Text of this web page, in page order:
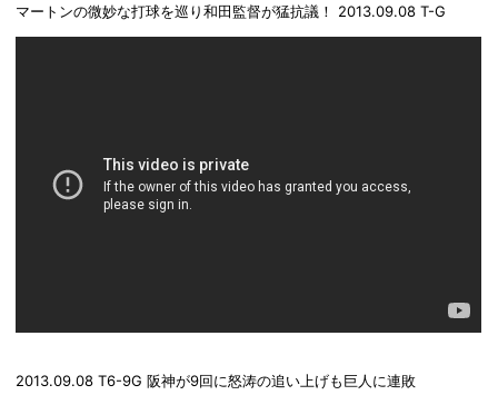
マートンの微妙な打球を巡り和田監督が猛抗議！ 2013.09.08 T-G
2013.09.08 T6-9G 阪神が9回に怒涛の追い上げも巨人に連敗